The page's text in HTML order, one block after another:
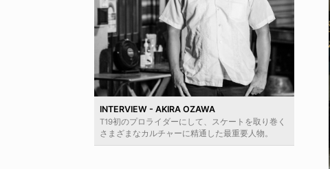
INTERVIEW - AKIRA OZAWA
T19初のプロライダーにして、スケートを取り巻く
さまざまなカルチャーに精通した最重要人物。